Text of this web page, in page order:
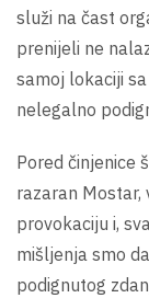
služi na čast
prenijeli ne
samoj lokaciji
nelegalno
Pored činjenice
razaran
provokaciju i,
mišljenja smo
podignutog